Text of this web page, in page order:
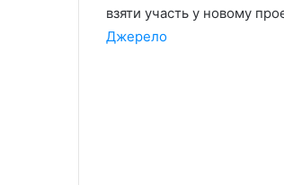
взяти участь у новому
Джерело